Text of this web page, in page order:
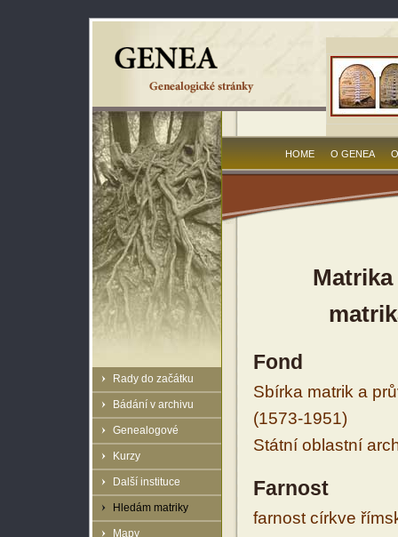
Rady do začátku
Bádání v archivu
Genealogové
Kurzy
Další instituce
Hledám matriky
Mapy
HOME O GENEA
Fond
Sbírka matrik a
(1573-1951)
Státní oblastní
Farnost
farnost církve